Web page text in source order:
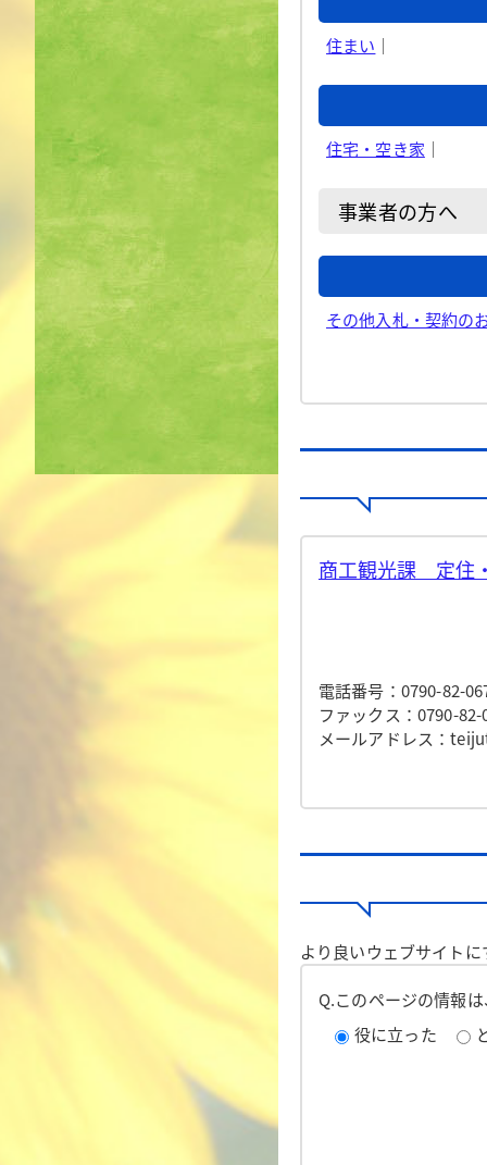
住まい ｜
住宅・空き家｜
事業者の方へ
その他入札・契約の
商工観光課 定住
電話番号：0790-82-
ファックス：0790-82-
メールアドレス：
より良いウェブサイト
Q.このページの情報
役に立った